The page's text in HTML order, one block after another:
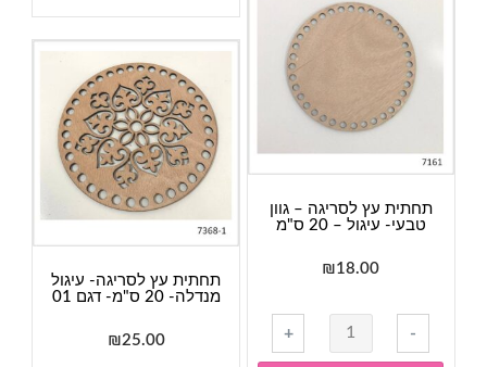
טבעי-
30
ס"מ
לסריגה
-
גוון
טבעי-
עיגול
-
25
ס"מ
תחתית עץ לסריגה – גוון
טבעי- עיגול – 20 ס"מ
₪18.00
-
כמות
של
+
תחתית עץ לסריגה- עיגול
מנדלה- 20 ס"מ- דגם 01
₪25.00